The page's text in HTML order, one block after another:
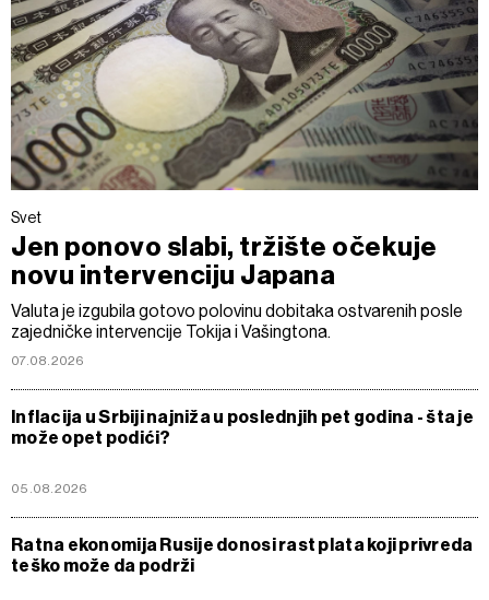
Svet
Jen ponovo slabi, tržište očekuje
novu intervenciju Japana
Valuta je izgubila gotovo polovinu dobitaka ostvarenih posle
zajedničke intervencije Tokija i Vašingtona.
07.08.2026
Inflacija u Srbiji najniža u poslednjih pet godina - šta je
može opet podići?
05.08.2026
Ratna ekonomija Rusije donosi rast plata koji privreda
teško može da podrži